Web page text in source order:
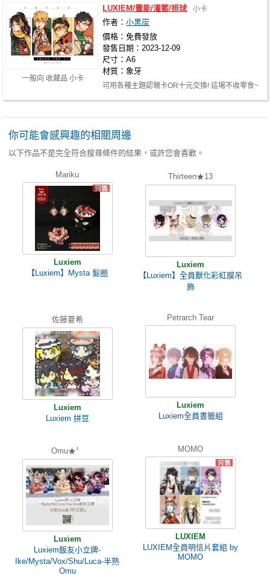
一般向 收藏品 小卡
LUXIEM/靈能/灌籃/排球 小卡
作者：小黑炭
價格：免費發放
發售日期：2023-12-09
尺寸：A6
材質：象牙
可用各種主題認親卡OR十元交換! 這場不收零食~
你可能會感興趣的相關周邊
以下作品不是完全符合搜尋條件的結果，或許您會喜歡。
Mariku
Luxiem
【Luxiem】Mysta 髮圈
Thirteen★13
Luxiem
【Luxiem】全員獸化彩虹膜吊
飾
佐藤夏希
Luxiem
Luxiem 拼豆
Petrarch Tear
Luxiem
Luxiem全員書籤組
Omu★〞
Luxiem
Luxiem飯友小立牌-
Ike/Mysta/Vox/Shu/Luca-半熟
Omu
MOMO
LUXIEM
LUXIEM全員明信片套組 by
MOMO